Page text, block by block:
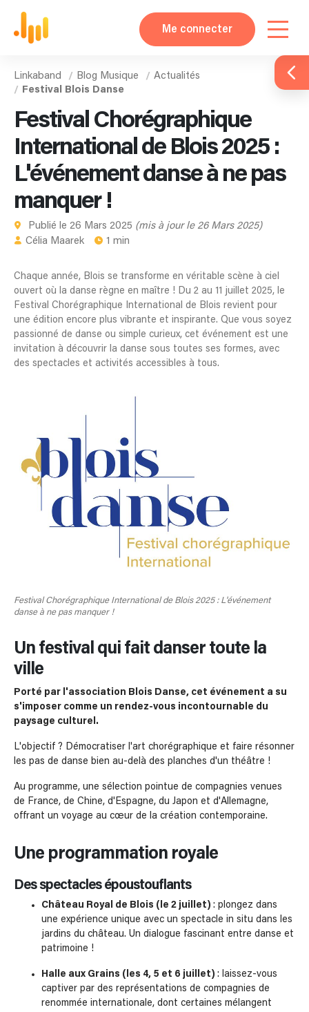
Me connecter
Linkaband Blog Musique
Actualités
Festival Blois Danse
Festival Chorégraphique
International de Blois 2025 :
L'événement danse à ne pas
manquer !
Publié le 26 Mars 2025 (mis à jour le 26 Mars 2025)
Célia Maarek
1 min
Chaque année, Blois se transforme en véritable scène à ciel
ouvert où la danse règne en maître ! Du 2 au 11 juillet 2025, le
Festival Chorégraphique International de Blois revient pour
une édition encore plus vibrante et inspirante. Que vous soyez
passionné de danse ou simple curieux, cet événement est une
invitation à découvrir la danse sous toutes ses formes, avec
des spectacles et activités accessibles à tous.
Festival Chorégraphique International de Blois 2025 : L'événement
danse à ne pas manquer !
Un festival qui fait danser toute la
ville
Porté par l'association Blois Danse, cet événement a su
s'imposer comme un rendez-vous incontournable du
paysage culturel.
L'objectif ? Démocratiser l'art chorégraphique et faire résonner
les pas de danse bien au-delà des planches d'un théâtre !
Au programme, une sélection pointue de compagnies venues
de France, de Chine, d'Espagne, du Japon et d'Allemagne,
offrant un voyage au cœur de la création contemporaine.
Une programmation royale
Des spectacles époustouflants
Château Royal de Blois (le 2 juillet) : plongez dans
une expérience unique avec un spectacle in situ dans les
jardins du château. Un dialogue fascinant entre danse et
patrimoine !
Halle aux Grains (les 4, 5 et 6 juillet) : laissez-vous
captiver par des représentations de compagnies de
renommée internationale, dont certaines mélangent